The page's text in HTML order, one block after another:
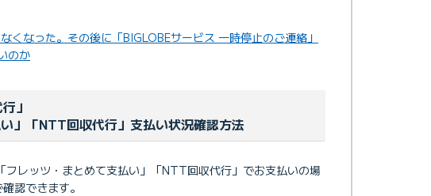
くなった。その後に「BIGLOBEサービス 一時停止のご連絡」
のか
」
」「NTT回収代行」支払い状況確認方法
フレッツ・まとめて支払い」「NTT回収代行」でお支払いの場
確認できます。